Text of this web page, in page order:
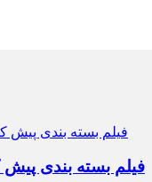
فیلم بسته بندی